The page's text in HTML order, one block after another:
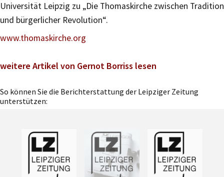
Universität Leipzig zu „Die Thomaskirche zwischen Tradition
und bürgerlicher Revolution“.
www.thomaskirche.org
weitere Artikel von Gernot Borriss lesen
So können Sie die Berichterstattung der Leipziger Zeitung
unterstützen: